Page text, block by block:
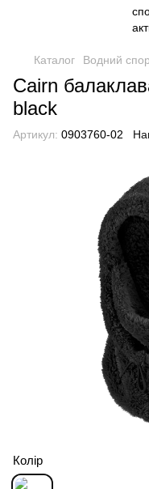
Каталог Водний
Cairn
black
Артикул: 0903760-02
Колір